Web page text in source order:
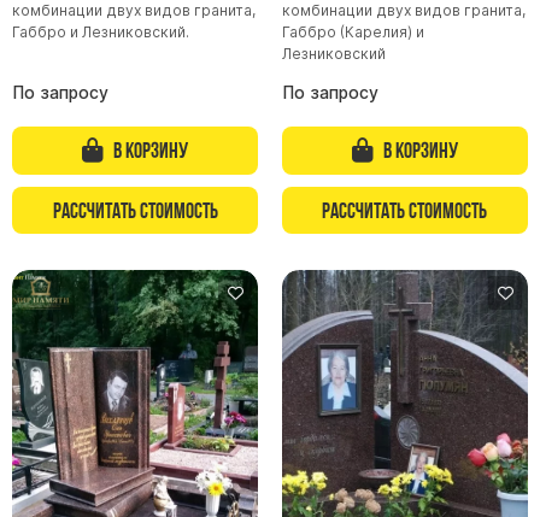
Памятники младенцу
Памятники двойные
Памятники женщине
Памятники маме
Памятники жене
Памятники девушке
Памятники дочери
Памятники мужчине
Памятники дедушке
Памятники мужу
Памятники отцу
Памятники парню
Памятники сыну
комбинации двух видов гранита,
Габбро и Лезниковский.
По запросу
В корзину
Рассчитать стоимость
комбинации двух видов гранита,
Габбро (Карелия) и
Лезниковский
По запросу
В корзину
Рассчитать стоимость